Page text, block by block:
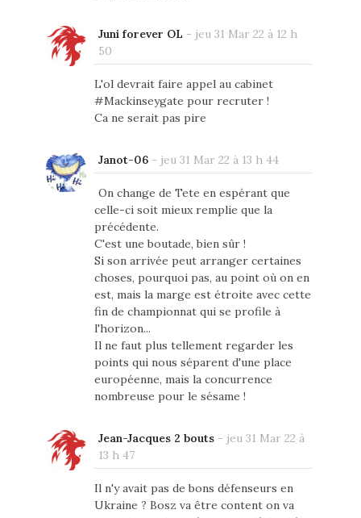
Juni forever OL - jeu 31 Mar 22 à 12 h
50
L'ol devrait faire appel au cabinet
#Mackinseygate pour recruter !
Ca ne serait pas pire
Janot-06- jeu 31 Mar 22 à 13 h 44
On change de Tete en espérant que
celle-ci soit mieux remplie que la
précédente.
C'est une boutade, bien sûr !
Si son arrivée peut arranger certaines
choses, pourquoi pas, au point où on en
est, mais la marge est étroite avec cette
fin de championnat qui se profile à
l'horizon...
Il ne faut plus tellement regarder les
points qui nous séparent d'une place
européenne, mais la concurrence
nombreuse pour le sésame !
Jean-Jacques 2 bouts- jeu 31 Mar 22 à
13 h 47
Il n'y avait pas de bons défenseurs en
Ukraine ? Bosz va être content on va